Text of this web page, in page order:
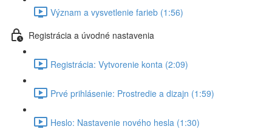
Význam a vysvetlenie farieb (1:56)
Registrácia a úvodné nastavenia
Registrácia: Vytvorenie konta (2:09)
Prvé prihlásenie: Prostredie a dizajn (1:59)
Heslo: Nastavenie nového hesla (1:30)